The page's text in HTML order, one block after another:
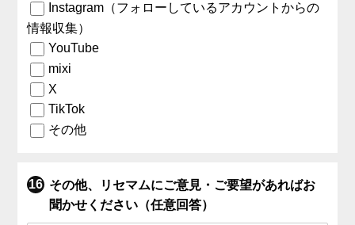
Instagram（フォローしているアカウントからの
情報収集）
YouTube
mixi
X
TikTok
その他
その他、リセマムにご意見・ご要望があればお
聞かせください（任意回答）